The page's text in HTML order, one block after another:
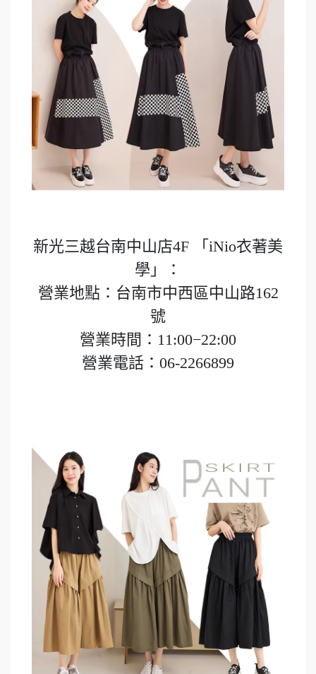
新光三越台南中山店4F 「iNio衣著美
學」：
營業地點：台南市中西區中山路162
號
營業時間：11:00−22:00
營業電話：06-2266899